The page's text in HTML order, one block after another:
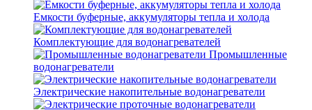
Емкости буферные, аккумуляторы тепла и холода
Комплектующие для водонагревателей
Промышленные
водонагреватели
Электрические накопительные водонагреватели